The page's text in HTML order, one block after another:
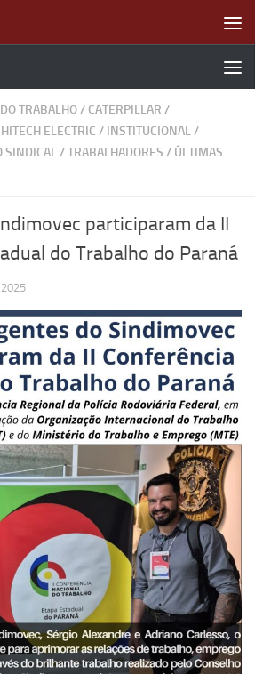
TRABALHO/ CATERPILLAR /
HITECH ELECTRIC / INSTITUCIONAL/
SINDICAL/TRABALHADORES / ÚLTIMAS
participaram da II
do Trabalho do Paraná
2025